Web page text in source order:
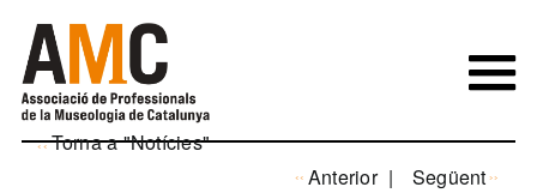
content
Torna a "Notícies"
Anterior
Següent